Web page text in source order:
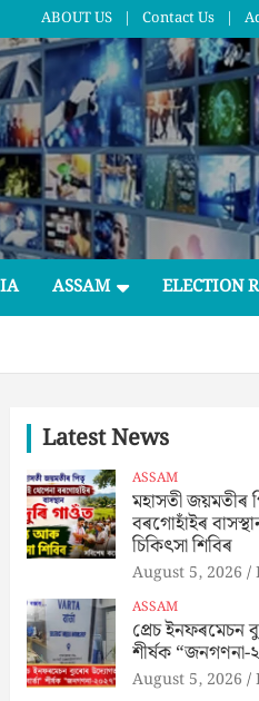
ABOUT US Contact Us
ASSAM ELECTION
Latest News
ASSAM
মহাসতী জয়মতীৰ
বৰগোহাঁইৰ
চিকিৎসা শিবিৰ
August 5, 2026
ASSAM
প্ৰেচ ইনফৰমেচন
শীৰ্ষক “জনগণনা-
August 5, 2026